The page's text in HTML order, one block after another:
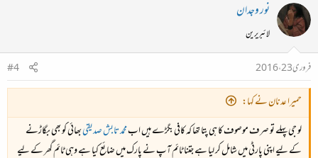
نور وجدان
لائبریرین
فروری 23، 2016
#4
حمیرا عدنان نے کہا:
لو جی پہلے تو صرف موصوف کا ہی پتا تھا کہ کافی بگڑے ہیں ابمحمد تابش صدیقیبھائی کو بھی بگاڑنے
کے لیے اپنی پارٹی میں شامل کر لیا ہے جتنا ٹائم آپ نے پارک میں ضائع کیا ہے وہی ٹائم گھر کے لیے